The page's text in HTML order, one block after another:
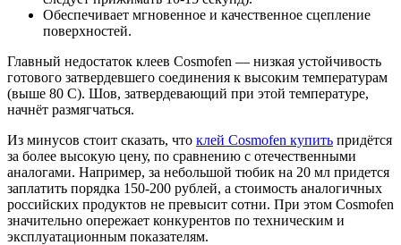
Обеспечивает мгновенное и качественное сцепление
поверхностей.
Главный недостаток клеев Cosmofen — низкая устойчивость
готового затвердевшего соединения к высоким температурам
(выше 80 C). Шов, затвердевающий при этой температуре,
начнёт размягчаться.
Из минусов стоит сказать, что клей Cosmofen купить придётся
за более высокую цену, по сравнению с отечественными
аналогами. Например, за небольшой тюбик на 20 мл придется
заплатить порядка 150-200 рублей, а стоимость аналогичных
российских продуктов не превысит сотни. При этом Cosmofen
значительно опережает конкурентов по техническим и
эксплуатационным показателям.